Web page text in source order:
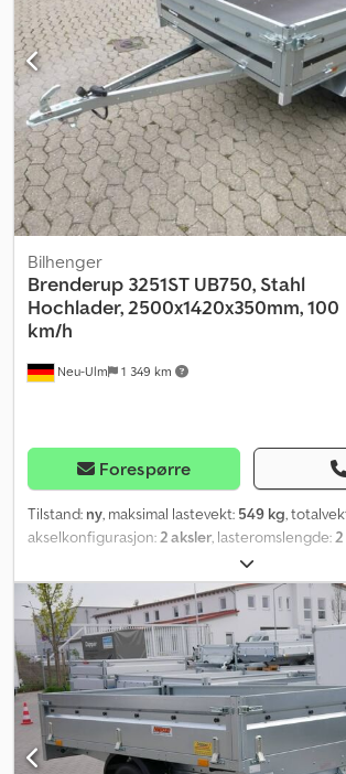
Neu-Ulm 1 349 km
Bilhenger
Brenderup 3251ST UB750, Stahl
Hochlader, 2500x1420x350mm, 100
km/h
Forespørre
Tilstand: ny, maksimal lastevekt: 549 kg,
akselkonfigurasjon:2 aksler, lasteromslengde:
, lasteromshøyde:
lasteromsvolum:1,4 m³, farge:annen,
arbeidsbredde:1 490 mm,